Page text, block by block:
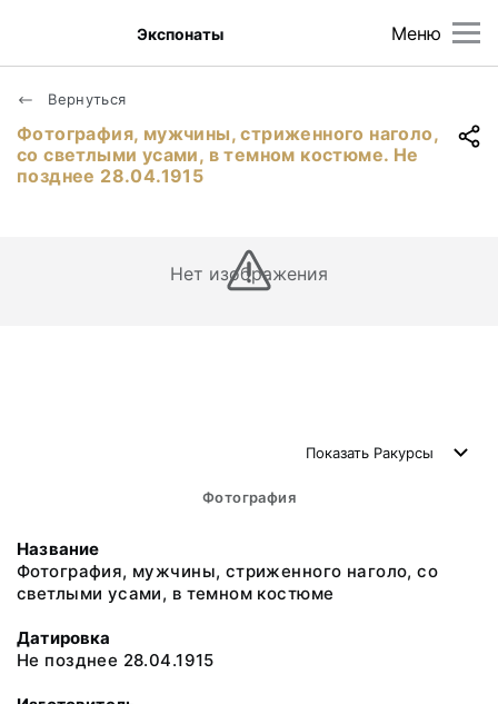
Меню
Экспонаты
Вернуться
Фотография, мужчины, стриженного наголо,
со светлыми усами, в темном костюме. Не
позднее 28.04.1915
Нет изображения
Показать Ракурсы
Фотография
Название
Фотография, мужчины, стриженного наголо, со
светлыми усами, в темном костюме
Датировка
Не позднее 28.04.1915